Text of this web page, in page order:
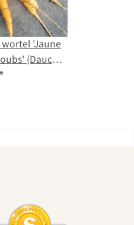
wortel 'Jaune
(Daucus
bio zaad
*